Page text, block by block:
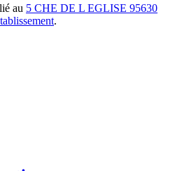
au 5 CHE DE L EGLISE 95630
.